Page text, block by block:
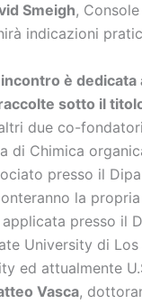
Smeigh,
indicazioni
è
sotto il
due co-
di Chimica
presso il
la
presso il
University di Los
ed attualmente
Vasca,